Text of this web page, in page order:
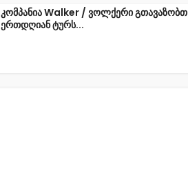
კომპანია Walker / ვოლქერი გთავაზობთ
ერთდღიან ტურს...